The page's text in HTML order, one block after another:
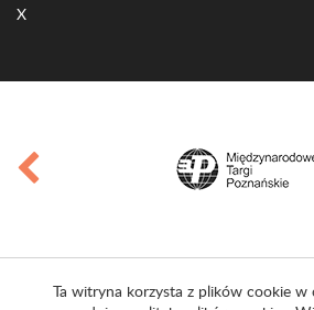
X
Ta witryna korzysta z plików cookie w